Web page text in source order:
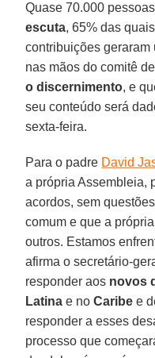
Quase 70.000
escuta, 65% das
contribuições geraram
nas mãos do comitê
o discernimento, e
seu conteúdo será
sexta-feira.
Para o padre David
a própria Assembleia,
acordos, sem
comum e que a
outros. Estamos
afirma o secretário-
responder aos novos
Latina e noCaribe e
responder a esses
processo que